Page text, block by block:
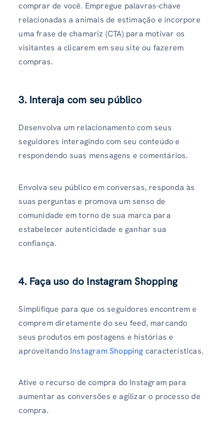
comprar de você. Empregue palavras-chave
relacionadas a animais de estimação e incorpore
uma frase de chamariz (CTA) para motivar os
visitantes a clicarem em seu site ou fazerem
compras.
3. Interaja com seu público
Desenvolva um relacionamento com seus
seguidores interagindo com seu conteúdo e
respondendo suas mensagens e comentários.
Envolva seu público em conversas, responda às
suas perguntas e promova um senso de
comunidade em torno de sua marca para
estabelecer autenticidade e ganhar sua
confiança.
4. Faça uso do Instagram Shopping
Simplifique para que os seguidores encontrem e
comprem diretamente do seu feed, marcando
seus produtos em postagens e histórias e
aproveitando Instagram Shopping características.
Ative o recurso de compra do Instagram para
aumentar as conversões e agilizar o processo de
compra.